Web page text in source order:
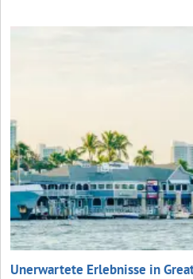
Unerwartete Erlebnisse in